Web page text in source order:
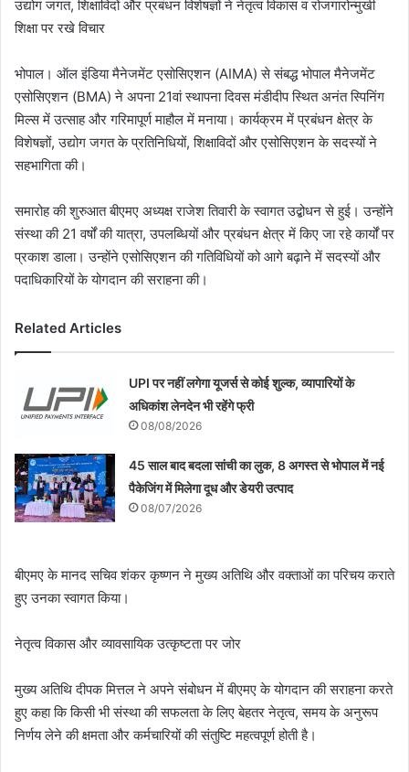
उद्योग जगत, शिक्षाविदों और प्रबंधन विशेषज्ञों ने नेतृत्व विकास व रोजगारोन्मुखी
शिक्षा पर रखे विचार
भोपाल। ऑल इंडिया मैनेजमेंट एसोसिएशन (AIMA) से संबद्ध भोपाल मैनेजमेंट
एसोसिएशन (BMA) ने अपना 21वां स्थापना दिवस मंडीदीप स्थित अनंत स्पिनिंग
मिल्स में उत्साह और गरिमापूर्ण माहौल में मनाया। कार्यक्रम में प्रबंधन क्षेत्र के
विशेषज्ञों, उद्योग जगत के प्रतिनिधियों, शिक्षाविदों और एसोसिएशन के सदस्यों ने
सहभागिता की।
समारोह की शुरुआत बीएमए अध्यक्ष राजेश तिवारी के स्वागत उद्बोधन से हुई। उन्होंने
संस्था की 21 वर्षों की यात्रा, उपलब्धियों और प्रबंधन क्षेत्र में किए जा रहे कार्यों पर
प्रकाश डाला। उन्होंने एसोसिएशन की गतिविधियों को आगे बढ़ाने में सदस्यों और
पदाधिकारियों के योगदान की सराहना की।
Related Articles
UPI पर नहीं लगेगा यूजर्स से कोई शुल्क, व्यापारियों के
अधिकांश लेनदेन भी रहेंगे फ्री
08/08/2026
45 साल बाद बदला सांची का लुक, 8 अगस्त से भोपाल में नई
पैकेजिंग में मिलेगा दूध और डेयरी उत्पाद
08/07/2026
बीएमए के मानद सचिव शंकर कृष्णन ने मुख्य अतिथि और वक्ताओं का परिचय कराते
हुए उनका स्वागत किया।
नेतृत्व विकास और व्यावसायिक उत्कृष्टता पर जोर
मुख्य अतिथि दीपक मित्तल ने अपने संबोधन में बीएमए के योगदान की सराहना करते
हुए कहा कि किसी भी संस्था की सफलता के लिए बेहतर नेतृत्व, समय के अनुरूप
निर्णय लेने की क्षमता और कर्मचारियों की संतुष्टि महत्वपूर्ण होती है।